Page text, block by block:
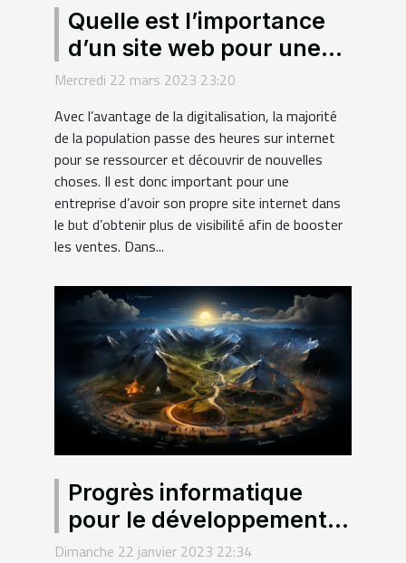
Quelle est l’importance
d’un site web pour une
entreprise ?
Mercredi 22 mars 2023 23:20
Avec l’avantage de la digitalisation, la majorité
de la population passe des heures sur internet
pour se ressourcer et découvrir de nouvelles
choses. Il est donc important pour une
entreprise d’avoir son propre site internet dans
le but d’obtenir plus de visibilité afin de booster
les ventes. Dans...
Progrès informatique
pour le développement
des entreprises
Dimanche 22 janvier 2023 22:34